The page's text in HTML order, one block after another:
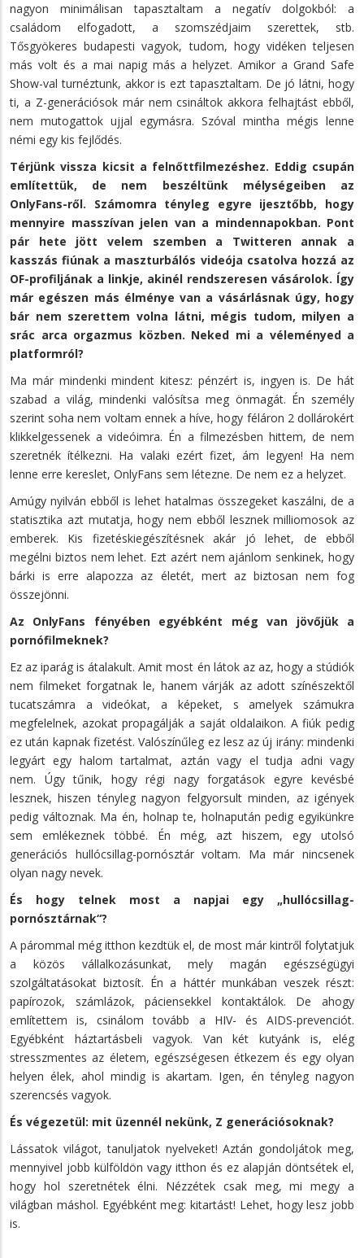
nagyon minimálisan tapasztaltam a negatív dolgokból: a
családom elfogadott, a szomszédjaim szerettek, stb.
Tősgyökeres budapesti vagyok, tudom, hogy vidéken teljesen
más volt és a mai napig más a helyzet. Amikor a Grand Safe
Show-val turnéztunk, akkor is ezt tapasztaltam. De jó látni, hogy
ti, a Z-generációsok már nem csináltok akkora felhajtást ebből,
nem mutogattok ujjal egymásra. Szóval mintha mégis lenne
némi egy kis fejlődés.
Térjünk vissza kicsit a felnőttfilmezéshez. Eddig csupán
említettük, de nem beszéltünk mélységeiben az
OnlyFans-ről. Számomra tényleg egyre ijesztőbb, hogy
mennyire masszívan jelen van a mindennapokban. Pont
pár hete jött velem szemben a Twitteren annak a
kasszás fiúnak a maszturbálós videója csatolva hozzá az
OF-profiljának a linkje, akinél rendszeresen vásárolok. Így
már egészen más élménye van a vásárlásnak úgy, hogy
bár nem szerettem volna látni, mégis tudom, milyen a
srác arca orgazmus közben. Neked mi a véleményed a
platformról?
Ma már mindenki mindent kitesz: pénzért is, ingyen is. De hát
szabad a világ, mindenki valósítsa meg önmagát. Én személy
szerint soha nem voltam ennek a híve, hogy féláron 2 dollárokért
klikkelgessenek a videóimra. Én a filmezésben hittem, de nem
szeretnék ítélkezni. Ha valaki ezért fizet, ám legyen! Ha nem
lenne erre kereslet, OnlyFans sem létezne. De nem ez a helyzet.
Amúgy nyilván ebből is lehet hatalmas összegeket kaszálni, de a
statisztika azt mutatja, hogy nem ebből lesznek milliomosok az
emberek. Kis fizetéskiegészítésnek akár jó lehet, de ebből
megélni biztos nem lehet. Ezt azért nem ajánlom senkinek, hogy
bárki is erre alapozza az életét, mert az biztosan nem fog
összejönni.
Az OnlyFans fényében egyébként még van jövőjük a
pornófilmeknek?
Ez az iparág is átalakult. Amit most én látok az az, hogy a stúdiók
nem filmeket forgatnak le, hanem várják az adott színészektől
tucatszámra a videókat, a képeket, s amelyek számukra
megfelelnek, azokat propagálják a saját oldalaikon. A fiúk pedig
ez után kapnak fizetést. Valószínűleg ez lesz az új irány: mindenki
legyárt egy halom tartalmat, aztán vagy el tudja adni vagy
nem. Úgy tűnik, hogy régi nagy forgatások egyre kevésbé
lesznek, hiszen tényleg nagyon felgyorsult minden, az igények
pedig változnak. Ma én, holnap te, holnapután pedig egyikünkre
sem emlékeznek többé. Én még, azt hiszem, egy utolsó
generációs hullócsillag-pornósztár voltam. Ma már nincsenek
olyan nagy nevek.
És hogy telnek most a napjai egy „hullócsillag-
pornósztárnak“?
A párommal még itthon kezdtük el, de most már kintről folytatjuk
a közös vállalkozásunkat, mely magán egészségügyi
szolgáltatásokat biztosít. Én a háttér munkában veszek részt:
papírozok, számlázok, páciensekkel kontaktálok. De ahogy
említettem is, csinálom tovább a HIV- és AIDS-prevenciót.
Egyébként háztartásbeli vagyok. Van két kutyánk is, elég
stresszmentes az életem, egészségesen étkezem és egy olyan
helyen élek, ahol mindig is akartam. Igen, én tényleg nagyon
szerencsés vagyok.
És végezetül: mit üzennél nekünk, Z generációsoknak?
Lássatok világot, tanuljatok nyelveket! Aztán gondoljátok meg,
mennyivel jobb külföldön vagy itthon és ez alapján döntsétek el,
hogy hol szeretnétek élni. Nézzétek csak meg, mi megy a
világban máshol. Egyébként meg: kitartást! Lehet, hogy lesz jobb
is.